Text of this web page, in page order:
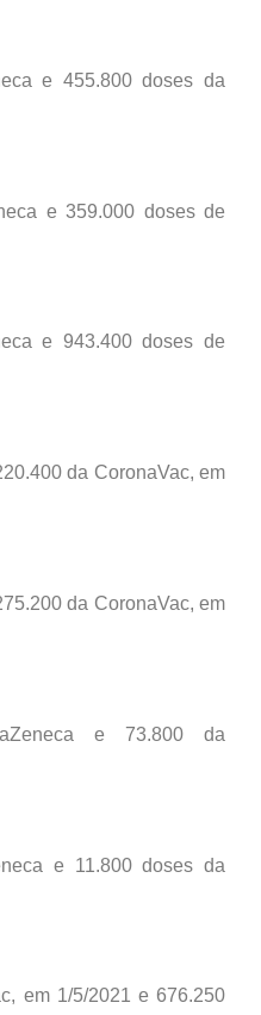
e 455.800 doses da
e 359.000 doses de
e 943.400 doses de
da CoronaVac, em
da CoronaVac, em
e 73.800 da
e 11.800 doses da
em 1/5/2021 e 676.250